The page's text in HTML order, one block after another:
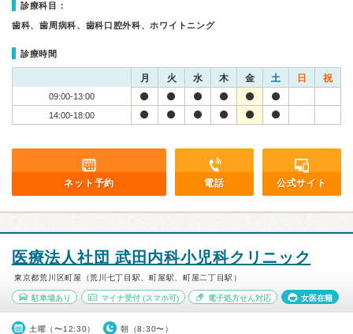
診療科目：
歯科、歯周病科、歯科口腔外科、ホワイトニング
診療時間
月 火 水 木 金 土 日 祝
09:00-13:00
14:00-18:00
ネット予約 電話 公式サイト
医療法人社団 武田内科小児科クリニック
東京都荒川区町屋（荒川七丁目駅、町屋駅、町屋二丁目駅）
駐車場あり マイナ受付(スマホ可) 電子処方せん対応 女医在籍
土曜（〜12:30） 朝（8:30〜）